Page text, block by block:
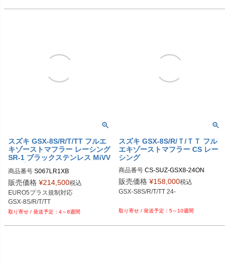
スズキ GSX-8S/R/T/TT フルエ
キゾーストマフラー レーシング
SR-1 ブラックステンレス MiVV
(ミヴ)
商品番号 S067LR1XB
S.067.LR1XB
販売価格 ¥214,500税込
EURO5プラス規制対応
GSX-8S/R/T/TT
4～8週間
スズキ GSX-8S/R/Ｔ/ＴＴ フル
エキゾーストマフラー CS レー
シング
商品番号 CS-SUZ-GSX8-24ON
販売価格 ¥158,000税込
GSX-S8S/R/T/TT 24-
5～10週間